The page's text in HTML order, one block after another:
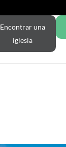
Encontrar una
iglesia